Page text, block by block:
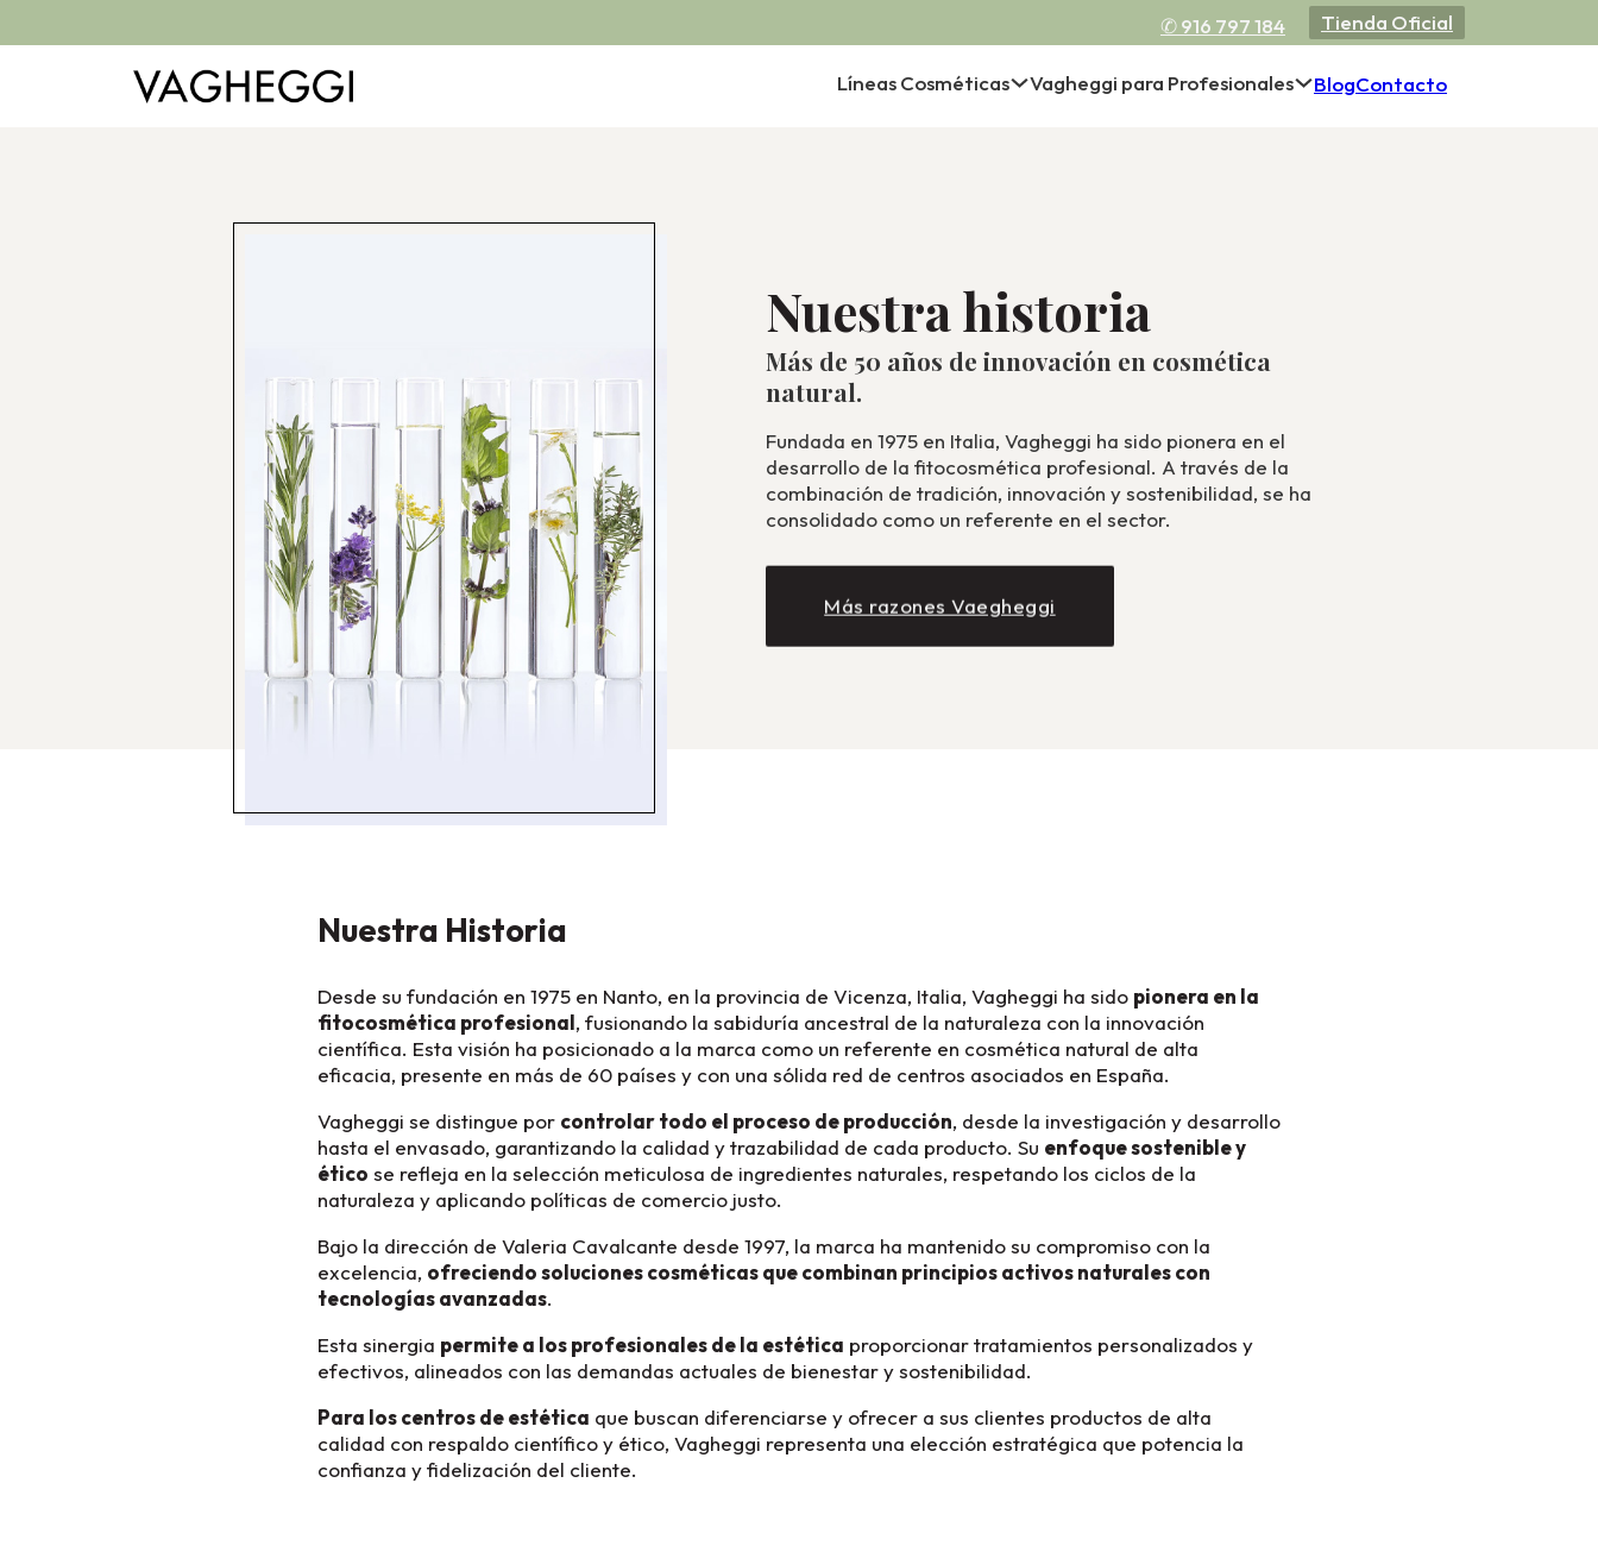
✆ 916 797 184 Tienda Oficial
Líneas Cosméticas Vagheggi para Profesionales BlogContacto
Nuestra historia
Más de 50 años de innovación en cosmética
natural.
Fundada en 1975 en Italia, Vagheggi ha sido pionera en el
desarrollo de la fitocosmética profesional. A través de la
combinación de tradición, innovación y sostenibilidad, se ha
consolidado como un referente en el sector.
Más razones Vaegheggi
Nuestra Historia
Desde su fundación en 1975 en Nanto, en la provincia de Vicenza, Italia, Vagheggi ha sido pionera en la
fitocosmética profesional, fusionando la sabiduría ancestral de la naturaleza con la innovación
científica. Esta visión ha posicionado a la marca como un referente en cosmética natural de alta
eficacia, presente en más de 60 países y con una sólida red de centros asociados en España.
Vagheggi se distingue por controlar todo el proceso de producción, desde la investigación y desarrollo
hasta el envasado, garantizando la calidad y trazabilidad de cada producto. Su enfoque sostenible y
ético se refleja en la selección meticulosa de ingredientes naturales, respetando los ciclos de la
naturaleza y aplicando políticas de comercio justo.
Bajo la dirección de Valeria Cavalcante desde 1997, la marca ha mantenido su compromiso con la
excelencia, ofreciendo soluciones cosméticas que combinan principios activos naturales con
tecnologías avanzadas.
Esta sinergia permite a los profesionales de la estética proporcionar tratamientos personalizados y
efectivos, alineados con las demandas actuales de bienestar y sostenibilidad.
Para los centros de estética que buscan diferenciarse y ofrecer a sus clientes productos de alta
calidad con respaldo científico y ético, Vagheggi representa una elección estratégica que potencia la
confianza y fidelización del cliente.